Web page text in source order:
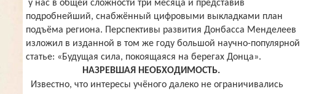
у нас в общей сложности три месяца и представив
подробнейший, снабжённый цифровыми выкладками план
подъёма региона. Перспективы развития Донбасса Менделеев
изложил в изданной в том же году большой научно-популярной
статье: «Будущая сила, покоящаяся на берегах Донца».
НАЗРЕВШАЯ НЕОБХОДИМОСТЬ.
Известно, что интересы учёного далеко не ограничивались